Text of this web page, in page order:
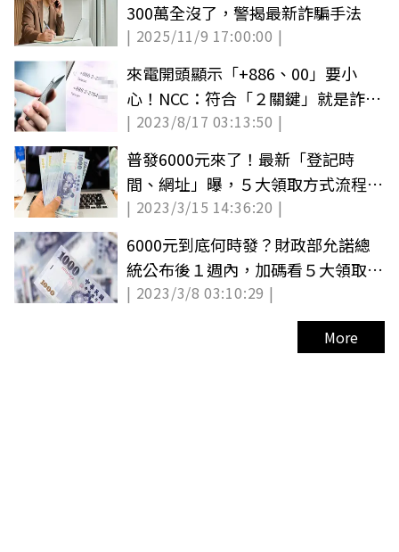
300萬全沒了，警揭最新詐騙手法
| 2025/11/9 17:00:00 |
來電開頭顯示「+886、00」要小
心！NCC：符合「２關鍵」就是詐騙
電話
| 2023/8/17 03:13:50 |
普發6000元來了！最新「登記時
間、網址」曝，５大領取方式流程一
次看
| 2023/3/15 14:36:20 |
6000元到底何時發？財政部允諾總
統公布後１週內，加碼看５大領取方
式＋應備文件
| 2023/3/8 03:10:29 |
More